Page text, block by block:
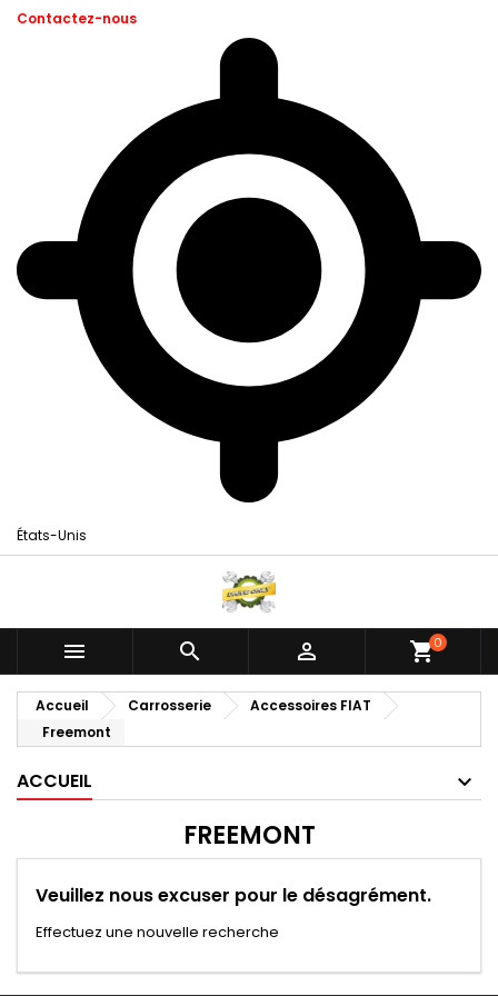
Contactez-nous
États-Unis
   shopping_cart0
Accueil Carrosserie
Accessoires FIAT
Freemont
ACCUEIL
FREEMONT
Veuillez nous excuser pour le désagrément.
Effectuez une nouvelle recherche